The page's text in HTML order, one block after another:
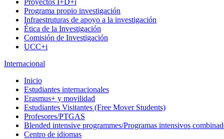
Proyectos I+D+i
Programa propio investigación
Infraestruturas de apoyo a la investigación
Ética de la Investigación
Comisión de Investigación
UCC+i
Internacional
Inicio
Estudiantes internacionales
Erasmus+ y movilidad
Estudiantes Visitantes (Free Mover Students)
Profesores/PTGAS
Blended intensive programmes/Programas intensivos
Centro de idiomas